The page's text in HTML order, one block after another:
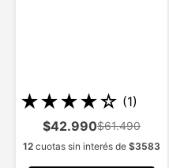
★★★★☆ (1)
$42.990$61.490
12 cuotas sin interés de $3583